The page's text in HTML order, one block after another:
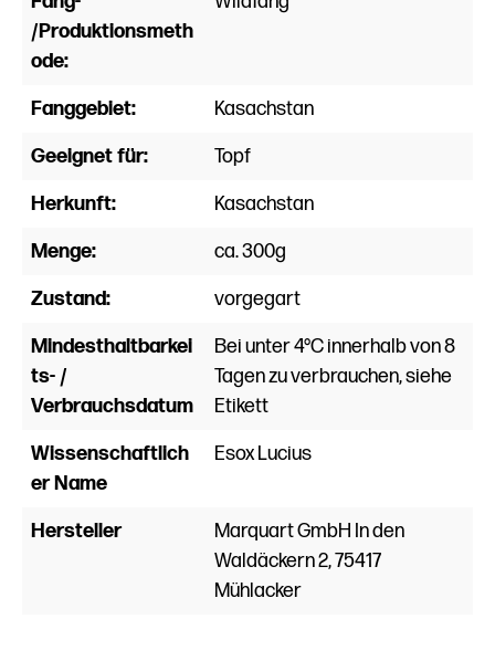
/Produktionsmeth
ode:
Fanggebiet: Kasachstan
Geeignet für: Topf
Herkunft: Kasachstan
Menge: ca. 300g
Zustand: vorgegart
Mindesthaltbarkei
ts- /
Verbrauchsdatum
Bei unter 4°C innerhalb von 8
Tagen zu verbrauchen, siehe
Etikett
Wissenschaftlich
er Name
Esox Lucius
Hersteller
Marquart GmbH In den
Waldäckern 2, 75417
Mühlacker